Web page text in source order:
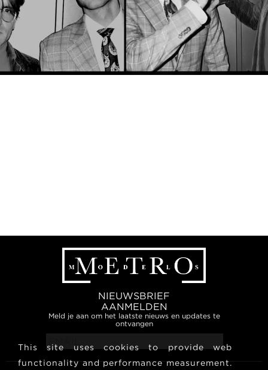
NIEUWSBRIEF
AANMELDEN
Meld je aan om het laatste nieuws en updates te
ontvangen
This site uses cookies to provide web
functionality and performance measurement.